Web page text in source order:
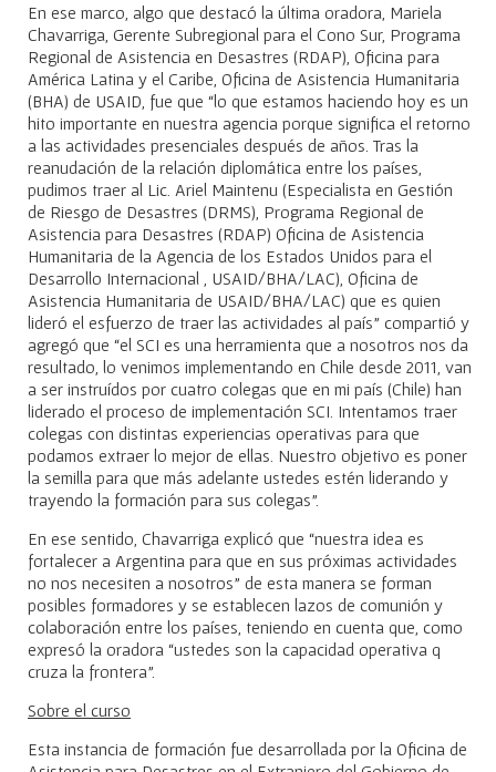
En ese marco, algo que destacó la última oradora, Mariela
Chavarriga, Gerente Subregional para el Cono Sur, Programa
Regional de Asistencia en Desastres (RDAP), Oficina para
América Latina y el Caribe, Oficina de Asistencia Humanitaria
(BHA) de USAID, fue que “lo que estamos haciendo hoy es un
hito importante en nuestra agencia porque significa el retorno
a las actividades presenciales después de años. Tras la
reanudación de la relación diplomática entre los países,
pudimos traer al Lic. Ariel Maintenu (Especialista en Gestión
de Riesgo de Desastres (DRMS), Programa Regional de
Asistencia para Desastres (RDAP) Oficina de Asistencia
Humanitaria de la Agencia de los Estados Unidos para el
Desarrollo Internacional , USAID/BHA/LAC), Oficina de
Asistencia Humanitaria de USAID/BHA/LAC) que es quien
lideró el esfuerzo de traer las actividades al país” compartió y
agregó que “el SCI es una herramienta que a nosotros nos da
resultado, lo venimos implementando en Chile desde 2011, van
a ser instruídos por cuatro colegas que en mi país (Chile) han
liderado el proceso de implementación SCI. Intentamos traer
colegas con distintas experiencias operativas para que
podamos extraer lo mejor de ellas. Nuestro objetivo es poner
la semilla para que más adelante ustedes estén liderando y
trayendo la formación para sus colegas”.
En ese sentido, Chavarriga explicó que “nuestra idea es
fortalecer a Argentina para que en sus próximas actividades
no nos necesiten a nosotros” de esta manera se forman
posibles formadores y se establecen lazos de comunión y
colaboración entre los países, teniendo en cuenta que, como
expresó la oradora “ustedes son la capacidad operativa q
cruza la frontera”.
Sobre el curso
Esta instancia de formación fue desarrollada por la Oficina de